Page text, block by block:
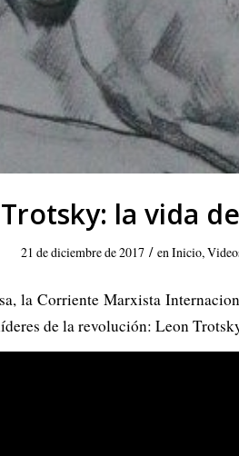
la vida
21 de diciembre de 2017 / enInicio,
la Corriente Marxista
de la revolución: Leon